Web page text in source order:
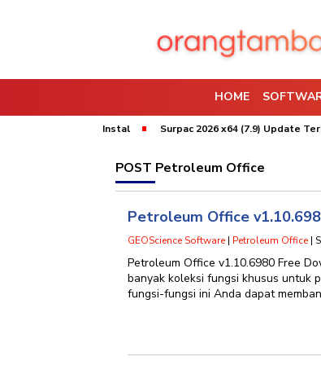
HOME
(9.10) Bebas Instal Surpac 2026 x64 (7.9) Update
POST Petroleum Office
Petroleum Office
GEOScience Software | Petroleum Office |
Petroleum Office v1.10.6980 Free
banyak koleksi fungsi khusus untuk
fungsi-fungsi ini Anda dapat